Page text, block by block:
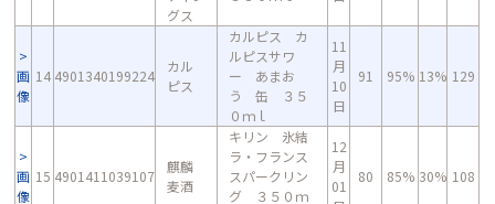
グス
画
像
14 4901340199224
カル
ピス
カルピス カ
ルピスサワ
ー あまお
う 缶 ３５
０ｍｌ
11
月
10
日
91 95% 13% 129
画
像
15 4901411039107
麒麟
麦酒
キリン 氷結
ラ・フランス
スパークリン
グ ３５０ｍ
12
月
01
80 85% 30% 108